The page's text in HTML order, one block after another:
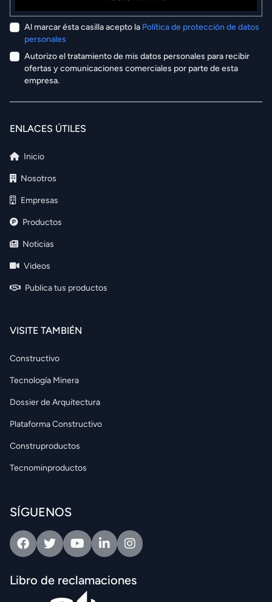
Al marcar ésta casilla acepto la Política de protección de datos
personales
Autorizo el tratamiento de mis datos personales para recibir
ofertas y comunicaciones comerciales por parte de esta
empresa.
ENLACES ÚTILES
Inicio
Nosotros
Empresas
Productos
Noticias
Videos
Publica tus productos
VISITE TAMBIÉN
Constructivo
Tecnología Minera
Dossier de Arquitectura
Plataforma Constructivo
Construproductos
Tecnominproductos
SÍGUENOS
FacebookTwitterYoutubeLinkedinIntagram
Libro de reclamaciones